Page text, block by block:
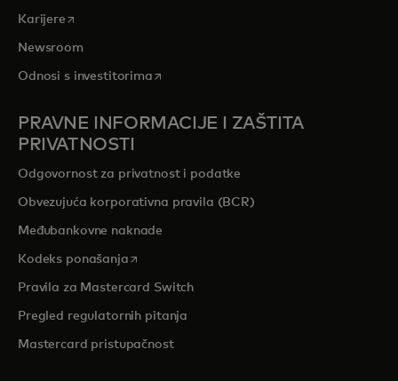
Karijereopens in a new tab
Newsroom
Odnosi s investitorimaopens in a new tab
PRAVNE INFORMACIJE I ZAŠTITA
PRIVATNOSTI
Odgovornost za privatnost i podatke
Obvezujuća korporativna pravila (BCR)
Međubankovne naknade
Kodeks ponašanjaopens in a new tab
Pravila za Mastercard Switch
Pregled regulatornih pitanja
Mastercard pristupačnost